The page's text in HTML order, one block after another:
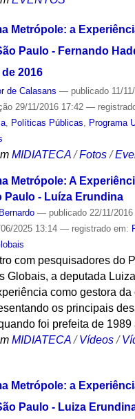
Metrópole: a
Paulo - Fernando
2016
de Calasans — publicado11/
29/11/2016 17:42 —
, Políticas Públicas
Programa
MIDIATECA /Fotos /
Metrópole: A
Paulo - Luíza Erundina
— publicado22/11/2016
2025 13:14 — registrado em:
com pesquisadores do
Globais, a deputada
como gestora da
os principais
foi prefeita de 1989
MIDIATECA /Vídeos /
Metrópole: a
Paulo - Luiza